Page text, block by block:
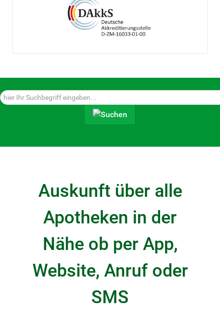
Suchen...
Auskunft über alle
Apotheken in der
Nähe ob per App,
Website, Anruf oder
SMS